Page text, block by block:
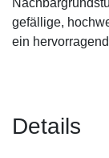
gefällige,
ein
Details